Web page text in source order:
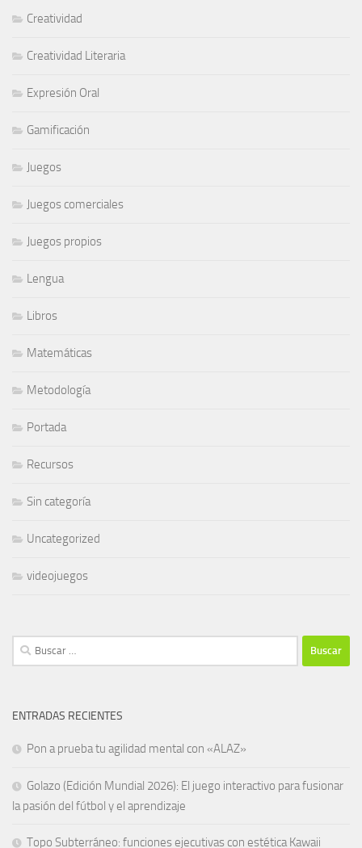
Creatividad
Creatividad Literaria
Expresión Oral
Gamificación
Juegos
Juegos comerciales
Juegos propios
Lengua
Libros
Matemáticas
Metodología
Portada
Recursos
Sin categoría
Uncategorized
videojuegos
Buscar:
ENTRADAS RECIENTES
Pon a prueba tu agilidad mental con «ALAZ»
Golazo (Edición Mundial 2026): El juego interactivo para fusionar
la pasión del fútbol y el aprendizaje
Topo Subterráneo: funciones ejecutivas con estética Kawaii